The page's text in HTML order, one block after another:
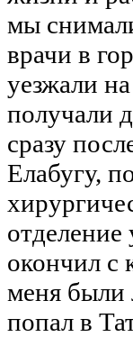
мы
врачи в
уезжали
получали
сразу
Елабугу,
отделение
окончил с
меня были
попал в